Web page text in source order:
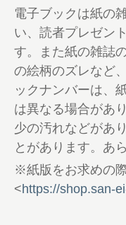
46 復刻堂 告知
47 今季好調の
心者でもでき
52 青木瀬令奈
54 三觜喜一の
式
56 飯島茜がコ
Vol.10
60 GOLFサプ
61 綴込付録
77 ゴルファ
電子ブックは紙の
い、読者プレゼン
す。また紙の雑誌
の絵柄のズレなど
ックナンバーは、
は異なる場合があ
少の汚れなどがあ
とがあります。あ
※紙版をお求めの
<https://shop.san-